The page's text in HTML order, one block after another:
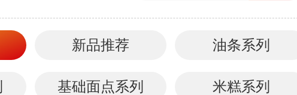
新品推荐 油条系列
基础面点系列 米糕系列